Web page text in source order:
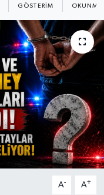
GÖSTERIM OKUNMA
A- A+